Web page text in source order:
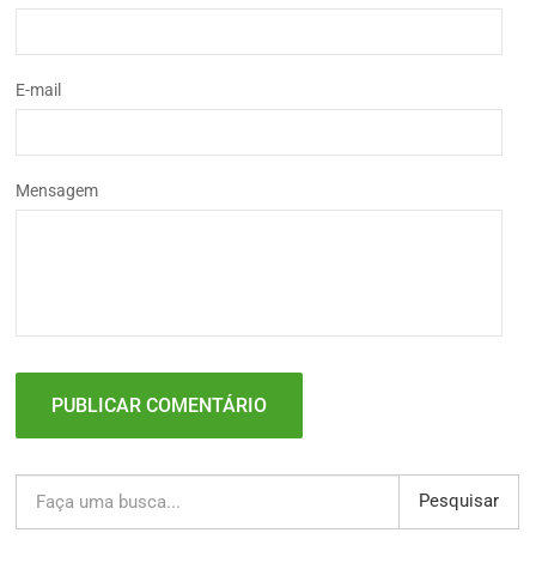
E-mail
Mensagem
PUBLICAR COMENTÁRIO
Pesquisar